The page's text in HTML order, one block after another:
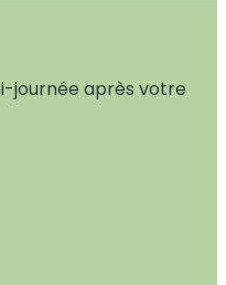
journée après votre